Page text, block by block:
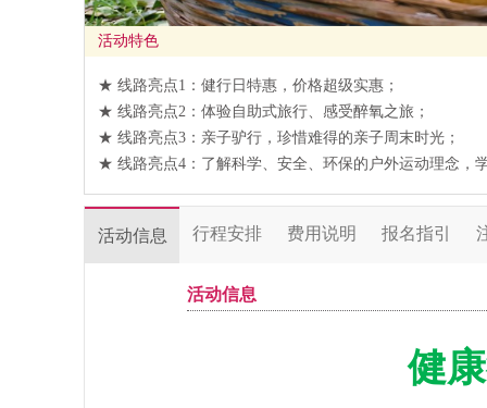
活动特色
★ 线路亮点1：健行日特惠，价格超级实惠；
★ 线路亮点2：体验自助式旅行、感受醉氧之旅；
★ 线路亮点3：亲子驴行，珍惜难得的亲子周末时光；
★ 线路亮点4：了解科学、安全、环保的户外运动理念，
活动信息 行程安排 费用说明 报名指引
活动信息
健